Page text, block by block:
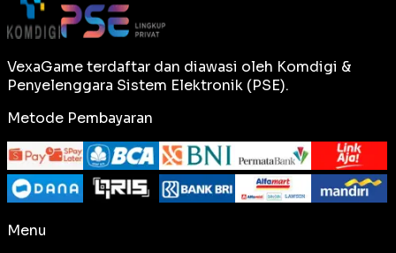
VexaGame terdaftar dan diawasi oleh Komdigi &
Penyelenggara Sistem Elektronik (PSE).
Metode Pembayaran
Menu